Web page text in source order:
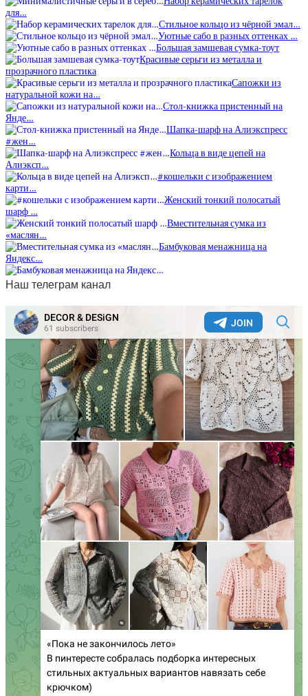
для…
Стильное кольцо из чёрной эмал…
Уютные сабо в разных оттенках …
Большая замшевая сумка-тоут
Красивые серьги из металла и
прозрачного пластика
Сапожки из
натуральной кожи на…
Стол-книжка пристенный на
Янде…
Шапка-шарф на Алиэкспресс
#жен…
Кольца в виде цепей на
Алиэксп…
#кошельки с изображением
карти…
Женский тонкий полосатый
шарф …
Вместительная сумка из
«маслян…
Бамбуковая менажница на
Яндекс…
Наш телеграм канал